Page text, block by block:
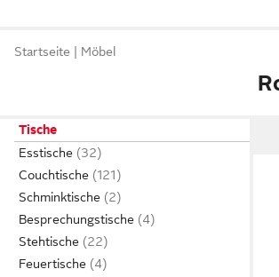
Startseite Möbel
Tische
Esstische
Couchtische
Schminktische
Besprechungstische
Stehtische
Feuertische